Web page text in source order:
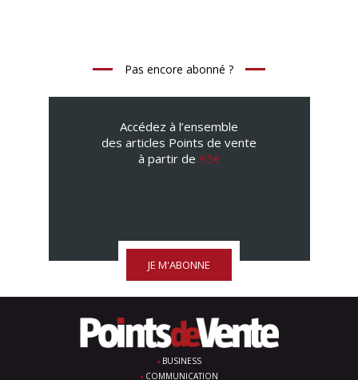
Pas encore abonné ?
Accédez à l’ensemble
des articles Points de vente
à partir de 95€
JE M'ABONNE
BUSINESS
COMMUNICATION